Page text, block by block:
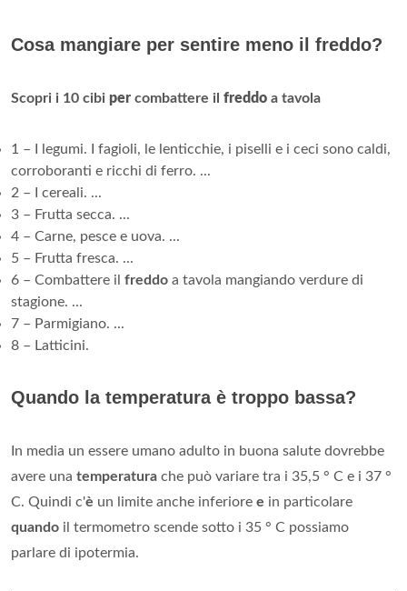
Cosa mangiare per sentire meno il freddo?
Scopri i 10 cibi per combattere il freddo a tavola
1 – I legumi. I fagioli, le lenticchie, i piselli e i ceci sono caldi,
corroboranti e ricchi di ferro. ...
2 – I cereali. ...
3 – Frutta secca. ...
4 – Carne, pesce e uova. ...
5 – Frutta fresca. ...
6 – Combattere il freddo a tavola mangiando verdure di
stagione. ...
7 – Parmigiano. ...
8 – Latticini.
Quando la temperatura è troppo bassa?
In media un essere umano adulto in buona salute dovrebbe
avere una temperatura che può variare tra i 35,5 ° C e i 37 °
C. Quindi c'è un limite anche inferiore e in particolare
quando il termometro scende sotto i 35 ° C possiamo
parlare di ipotermia.